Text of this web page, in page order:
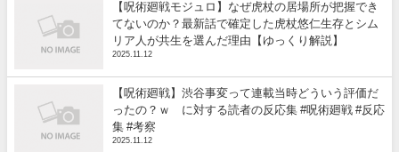
【呪術廻戦モジュロ】なぜ虎杖の居場所が把握でき
てないのか？最新話で確定した虎杖悠仁生存とシム
リア人が共生を選んだ理由【ゆっくり解説】
2025.11.12
【呪術廻戦】渋谷事変って連載当時どういう評価だ
ったの？ｗ に対する読者の反応集 #呪術廻戦 #反応
集 #考察
2025.11.12